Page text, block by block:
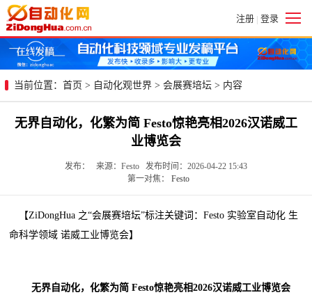
注册 | 登录
当前位置： 首页 > 自动化观世界 > 会展赛培坛 > 内容
无界自动化，化繁为简 Festo惊艳亮相2026汉诺威工
业博览会
发布： 来源：Festo 发布时间：2026-04-22 15:43
第一对焦： Festo
【ZiDongHua 之“会展赛培坛”标注关键词：Festo 实验室自动化 生
命科学领域 诺威工业博览会】
无界自动化，化繁为简 Festo惊艳亮相2026汉诺威工业博览会